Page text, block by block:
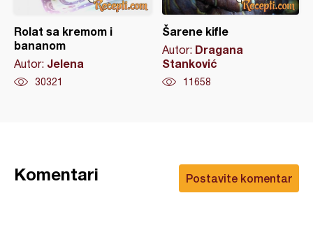
Rolat sa kremom i
bananom
Autor: Jelena
30321
Šarene kifle
Autor: Dragana
Stanković
11658
Postavite komentar
Komentari